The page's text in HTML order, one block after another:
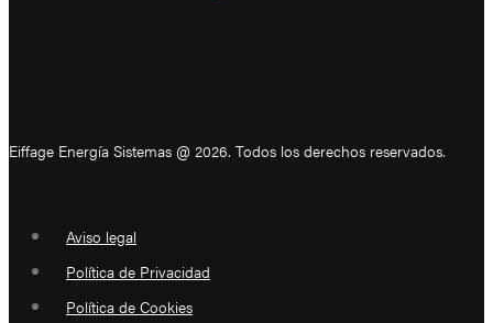
Eiffage Energía Sistemas @ 2026. Todos los derechos reservados.
Aviso legal
Política de Privacidad
Política de Cookies